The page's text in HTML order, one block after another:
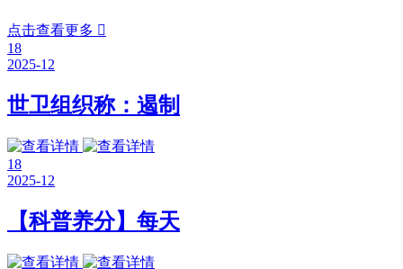
点击查看更多 
18
2025-12
世卫组织称：遏制
18
2025-12
【科普养分】每天